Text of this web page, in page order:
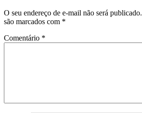
O seu endereço de e-mail não será publicado.
são marcados com *
Comentário *